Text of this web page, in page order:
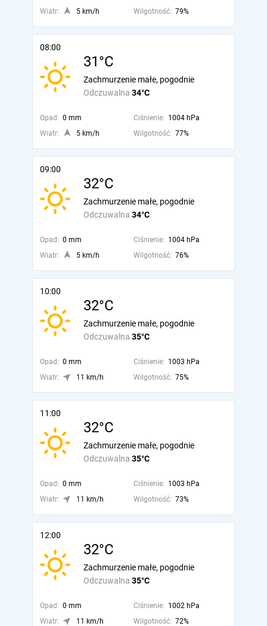
Wiatr: 5 km/h Wilgotność: 79%
08:00
31°C
Odczuwalna 34°C
Zachmurzenie małe, pogodnie
Opad: 0 mm Ciśnienie: 1004 hPa
Wiatr:
5 km/h Wilgotność: 77%
09:00
32°C
Odczuwalna 34°C
Zachmurzenie małe, pogodnie
Opad: 0 mm Ciśnienie: 1004 hPa
Wiatr:
5 km/h Wilgotność: 76%
10:00
32°C
Odczuwalna 35°C
Zachmurzenie małe, pogodnie
Opad: 0 mm Ciśnienie: 1003 hPa
Wiatr:
11 km/h Wilgotność: 75%
11:00
32°C
Odczuwalna 35°C
Zachmurzenie małe, pogodnie
Opad: 0 mm Ciśnienie: 1003 hPa
Wiatr:
11 km/h Wilgotność: 73%
12:00
32°C
Odczuwalna 35°C
Zachmurzenie małe, pogodnie
Opad: 0 mm Ciśnienie: 1002 hPa
Wiatr:
11 km/h Wilgotność: 72%